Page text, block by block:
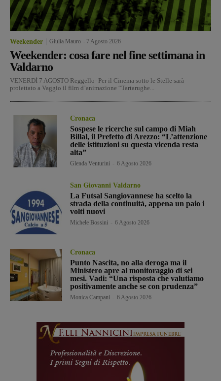
Weekender Giulia Mauro 7 Agosto 2026
Weekender: cosa fare nel fine settimana in
Valdarno
VENERDÌ 7 AGOSTO Reggello- Per il Cinema sotto le Stelle sarà
proiettato a Vaggio il film d’animazione “Tartarughe...
Cronaca
Sospese le ricerche sul campo di Miah
Billal, il Prefetto di Arezzo: “L’attenzione
delle istituzioni su questa vicenda resta
alta”
Glenda Venturini 6 Agosto 2026
San Giovanni Valdarno
La Futsal Sangiovannese ha scelto la
strada della continuità, appena un paio i
volti nuovi
Michele Bossini 6 Agosto 2026
Cronaca
Punto Nascita, no alla deroga ma il
Ministero apre al monitoraggio di sei
mesi. Vadi: “Una risposta che valutiamo
positivamente anche se con prudenza”
Monica Campani 6 Agosto 2026